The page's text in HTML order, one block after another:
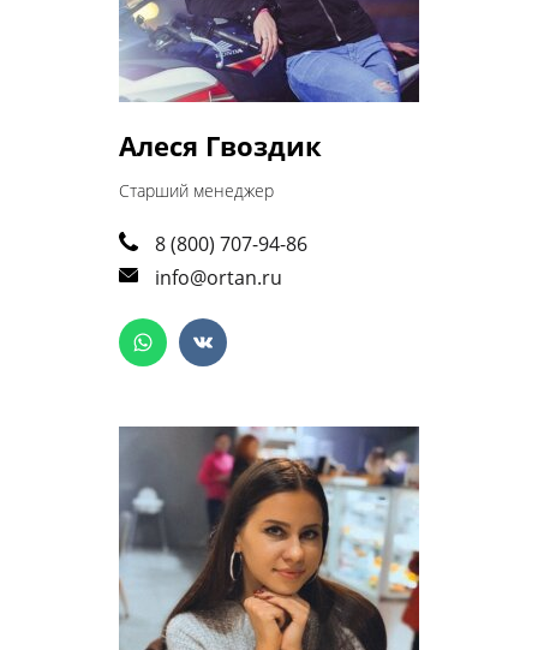
Алеся Гвоздик
Старший менеджер
8 (800) 707-94-86
info@ortan.ru